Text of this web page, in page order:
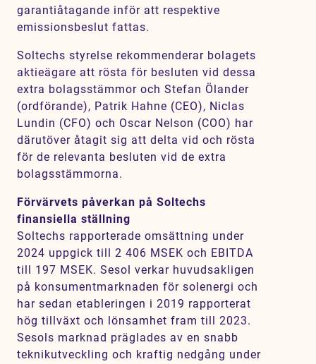
garantiåtagande inför att respektive
emissionsbeslut fattas.
Soltechs styrelse rekommenderar bolagets
aktieägare att rösta för besluten vid dessa
extra bolagsstämmor och Stefan Ölander
(ordförande), Patrik Hahne (CEO), Niclas
Lundin (CFO) och Oscar Nelson (COO) har
därutöver åtagit sig att delta vid och rösta
för de relevanta besluten vid de extra
bolagsstämmorna.
Förvärvets påverkan på Soltechs
finansiella ställning
Soltechs rapporterade omsättning under
2024 uppgick till 2 406 MSEK och EBITDA
till 197 MSEK. Sesol verkar huvudsakligen
på konsumentmarknaden för solenergi och
har sedan etableringen i 2019 rapporterat
hög tillväxt och lönsamhet fram till 2023.
Sesols marknad präglades av en snabb
teknikutveckling och kraftig nedgång under